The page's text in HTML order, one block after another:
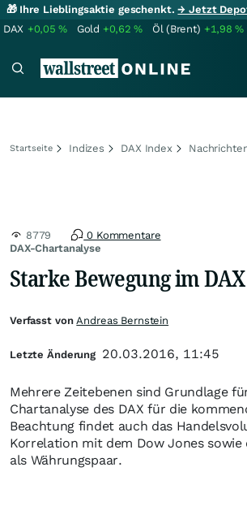
🎁 Ihre Lieblingsaktie geschenkt.→ Jetzt
DAX +0,05% Gold +0,62% Öl (Brent) +1,98%
Startseite Indizes DAX Index
DAX-Chartanalyse
8779 0 Kommentare
Starke Bewegung im
Mehrere Zeitebenen sind Grundlage
Chartanalyse des DAX für die
Beachtung findet auch das
Korrelation mit dem Dow Jones sowie
als Währungspaar.
Verfasst vonAndreas Bernstein
Letzte Änderung 20.03.2016, 11:45